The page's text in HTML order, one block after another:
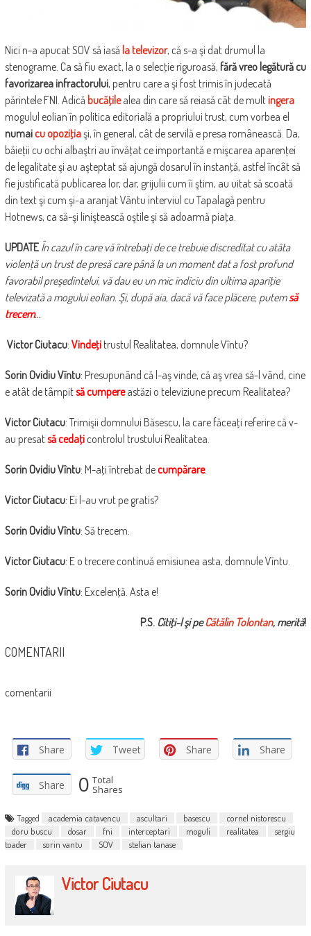
Nici n-a apucat SOV să iasă la televizor, că s-a şi dat drumul la
stenograme. Ca să fiu exact, la o selecţie riguroasă, fără vreo legătură cu
favorizarea infractorului, pentru care a şi fost trimis în judecată
părintele FNI. Adică bucăţilealea din care să reiasă cât de multingera
mogulul eolian în politica editorială a propriului trust, cum vorbea el
numaicu opoziţiaşi, în general, cât de servilă e presa românească. Da,
băieţii cu ochi albaştri au învăţat ce importantă e mişcarea aparenţei
de legalitate şi au aşteptat să ajungă dosarul în instanţă, astfel încât să
fie justificată publicarea lor, dar, grijulii cum îi ştim, au uitat să scoată
din text şi cum şi-a aranjat Vântu interviul cu Tapalagă pentru
Hotnews, ca să-şi liniştească oştile şi să adoarmă piaţa.
UPDATE În cazul în care vă întrebaţi de ce trebuie discreditat cu atâta
violenţă un trust de presă care până la un moment dat a fost profund
favorabil preşedintelui, vă dau eu un mic indiciu din ultima apariţie
televizată a mogului eolian. Şi, după aia, dacă vă face plăcere, putemsă
trecem…
Victor Ciutacu: Vindeţitrustul Realitatea, domnule Vîntu?
Sorin Ovidiu Vîntu: Presupunând că l-aş vinde, că aş vrea să-l vând, cine
e atât de tâmpitsă cumpereastăzi o televiziune precum Realitatea?
Victor Ciutacu: Trimişii domnului Băsescu, la care făceaţi referire că v-
au presatsă cedaţicontrolul trustului Realitatea.
Sorin Ovidiu Vîntu: M-aţi întrebat decumpărare.
Victor Ciutacu: Ei l-au vrut pe gratis?
Sorin Ovidiu Vîntu: Să trecem.
Victor Ciutacu: E o trecere continuă emisiunea asta, domnule Vîntu.
Sorin Ovidiu Vîntu: Excelenţă. Asta e!
P.S. Citiţi-l şi peCătălin Tolontan, merită!
COMENTARII
comentarii
Share Tweet Share Share
Share 0 Total
Shares
Tagged academia catavencu ascultari basescu
cornel nistorescu
doru buscu
dosar fni interceptari moguli realitatea
sergiu
toader
sorin vantu SOV stelian tanase
Victor Ciutacu